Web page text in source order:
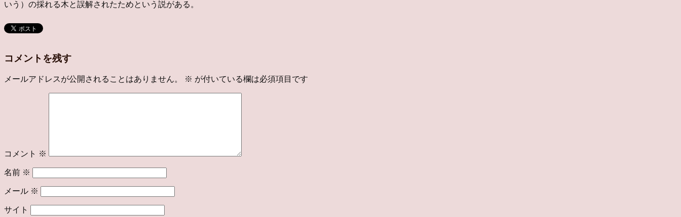
いう）の採れる木と誤解されたためという説がある。
コメントを残す
メールアドレスが公開されることはありません。 ※ が付いている欄は必須項目です
コメント ※
名前 ※
メール ※
サイト